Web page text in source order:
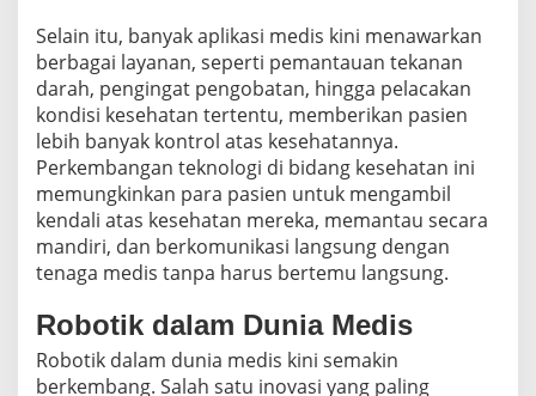
Selain itu, banyak aplikasi medis kini menawarkan
berbagai layanan, seperti pemantauan tekanan
darah, pengingat pengobatan, hingga pelacakan
kondisi kesehatan tertentu, memberikan pasien
lebih banyak kontrol atas kesehatannya.
Perkembangan teknologi di bidang kesehatan ini
memungkinkan para pasien untuk mengambil
kendali atas kesehatan mereka, memantau secara
mandiri, dan berkomunikasi langsung dengan
tenaga medis tanpa harus bertemu langsung.
Robotik dalam Dunia Medis
Robotik dalam dunia medis kini semakin
berkembang. Salah satu inovasi yang paling